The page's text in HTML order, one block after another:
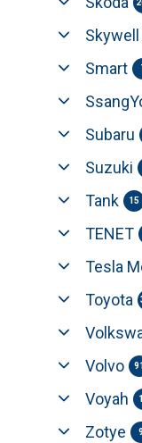
Skywell
Smart
Subaru
Suzuki
Tank 15
TENET
Tesla
Toyota
Volvo 91
Voyah
Zotye